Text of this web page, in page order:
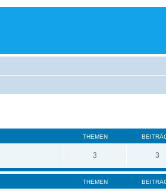
THEMEN
3 3
THEMEN